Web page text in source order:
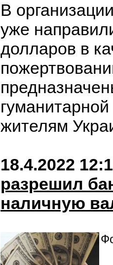
В
уже
долларов в
жителям
18.4.2022
разрешил
наличную